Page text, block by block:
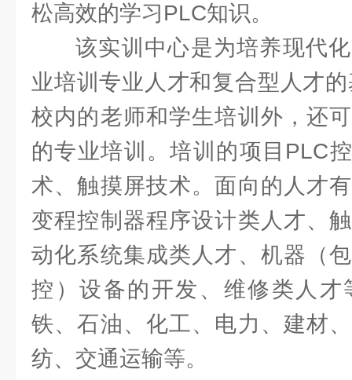
松高效的学习PLC知识。
该实训中心是为培养现代
业培训专业人才和复合型人才
校内的老师和学生培训外，还
的专业培训。培训的项目PLC
术、触摸屏技术。面向的人才
变程控制器程序设计类人才、
动化系统集成类人才、机器（
控）设备的开发、维修类人才
铁、石油、化工、电力、建材
纺、交通运输等。